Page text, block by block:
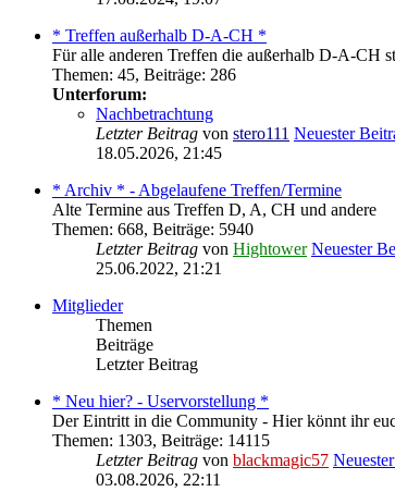
* Treffen außerhalb D-A-CH *
Für alle anderen Treffen die außerhalb D-A-CH
Themen: 45, Beiträge: 286
Unterforum:
Nachbetrachtung
Letzter Beitrag von stero111 Neuester
18.05.2026, 21:45
* Archiv * - Abgelaufene Treffen/Termine
Alte Termine aus Treffen D, A, CH und andere
Themen: 668, Beiträge: 5940
Letzter Beitrag von Hightower Neuester
25.06.2022, 21:21
Mitglieder
Themen
Beiträge
Letzter Beitrag
* Neu hier? - Uservorstellung *
Der Eintritt in die Community - Hier könnt ihr
Themen: 1303, Beiträge: 14115
Letzter Beitrag von blackmagic57
03.08.2026, 22:11